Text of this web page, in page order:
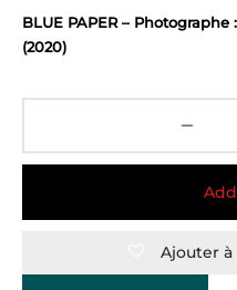
BLUE PAPER – Photographe
(2020)
Ajouter à